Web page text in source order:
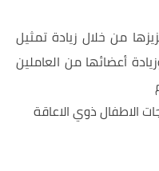
من خلال زيادة تمثيل
أعضائها من العاملين
الاطفال ذوي الاعاقة